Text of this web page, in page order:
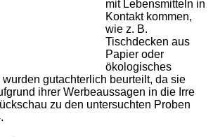
mit Lebensmitteln in
Kontakt kommen,
wie z. B.
Tischdecken aus
Papier oder
ökologisches
gutachterlich beurteilt, da sie
ihrer Werbeaussagen in die Irre
zu den untersuchten Proben